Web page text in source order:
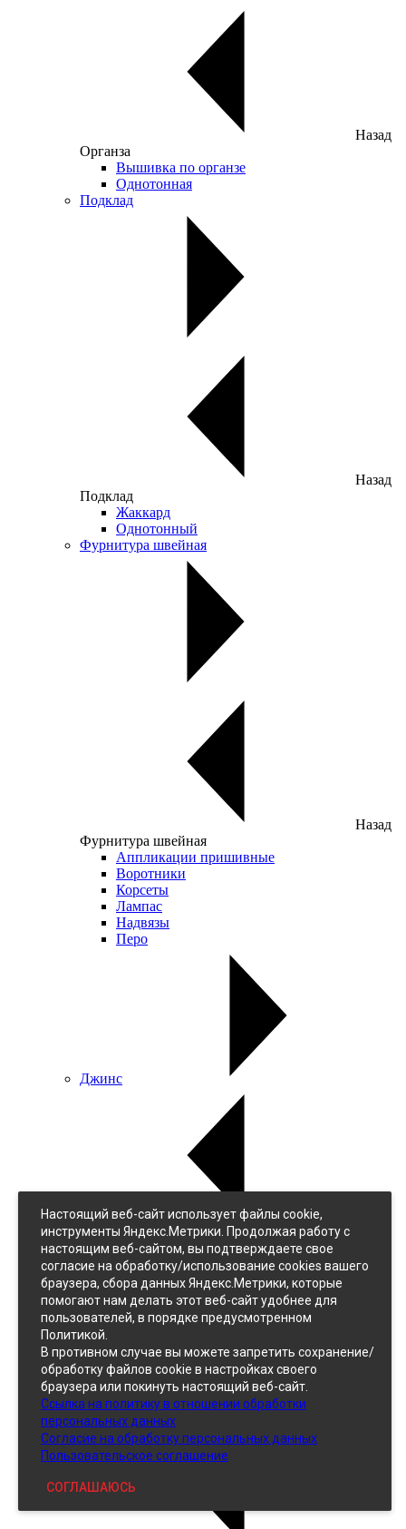
Назад
Органза
Вышивка по органзе
Однотонная
Подклад
Назад
Подклад
Жаккард
Однотонный
Фурнитура швейная
Назад
Фурнитура швейная
Аппликации пришивные
Воротники
Корсеты
Лампас
Надвязы
Перо
Джинс
Джинс
Однотонный
Принтованный
Кожзам
Настоящий веб-сайт использует файлы cookie,
инструменты Яндекс.Метрики. Продолжая работу с
настоящим веб-сайтом, вы подтверждаете свое
согласие на обработку/использование cookies вашего
браузера, сбора данных Яндекс.Метрики, которые
помогают нам делать этот веб-сайт удобнее для
пользователей, в порядке предусмотренном
Политикой.
В противном случае вы можете запретить сохранение/
обработку файлов cookie в настройках своего
браузера или покинуть настоящий веб-сайт.
Ссылка на политику в отношении обработки
персональных данных
Согласие на обработку персональных данных
Пользовательское соглашение
СОГЛАШАЮСЬ